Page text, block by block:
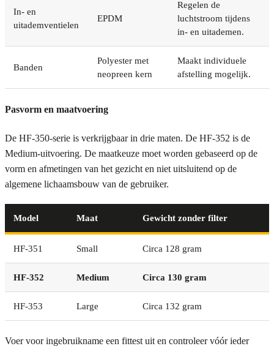
In- en
uitademventielen
EPDM
Regelen de
luchtstroom tijdens
in- en uitademen.
Banden
Polyester met
neopreen kern
Maakt individuele
afstelling mogelijk.
Pasvorm en maatvoering
De HF-350-serie is verkrijgbaar in drie maten. De HF-352 is de
Medium-uitvoering. De maatkeuze moet worden gebaseerd op de
vorm en afmetingen van het gezicht en niet uitsluitend op de
algemene lichaamsbouw van de gebruiker.
Model Maat Gewicht zonder filter
HF-351 Small Circa 128 gram
HF-352 Medium Circa 130 gram
HF-353 Large Circa 132 gram
Voer voor ingebruikname een fittest uit en controleer vóór ieder